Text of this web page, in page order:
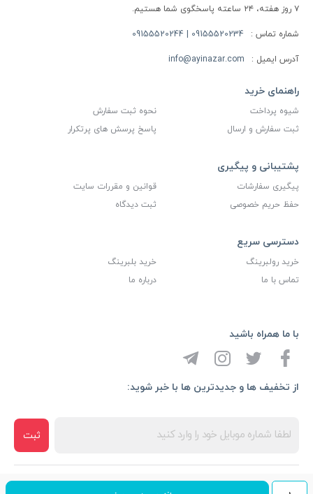
یاتاقان
۷ روز هفته، ۲۴ ساعته پاسخگوی شما هستیم.
شماره تماس : 09155520234 | 09155520244
آدرس ایمیل : info@ayinazar.com
راهنمای خرید
شیوه پرداخت
نحوه ثبت سفارش
ثبت سفارش و ارسال
پاسخ پرسش های پرتکرار
پشتیبانی و پیگیری
پیگیری سفارشات
قوانین و مقررات سایت
حفظ حریم خصوصی
ثبت دیدگاه
دسترسی سریع
خرید رولبرینگ
خرید بلبرینگ
تماس با ما
درباره ما
از تخفیف ها و جدیدترین ها با خبر شوید:
ثبت
با ما همراه باشید
کلیه حقوق مادی و معنوی این سایت متعلق به شرکت بازرگانی آیین آذرخش